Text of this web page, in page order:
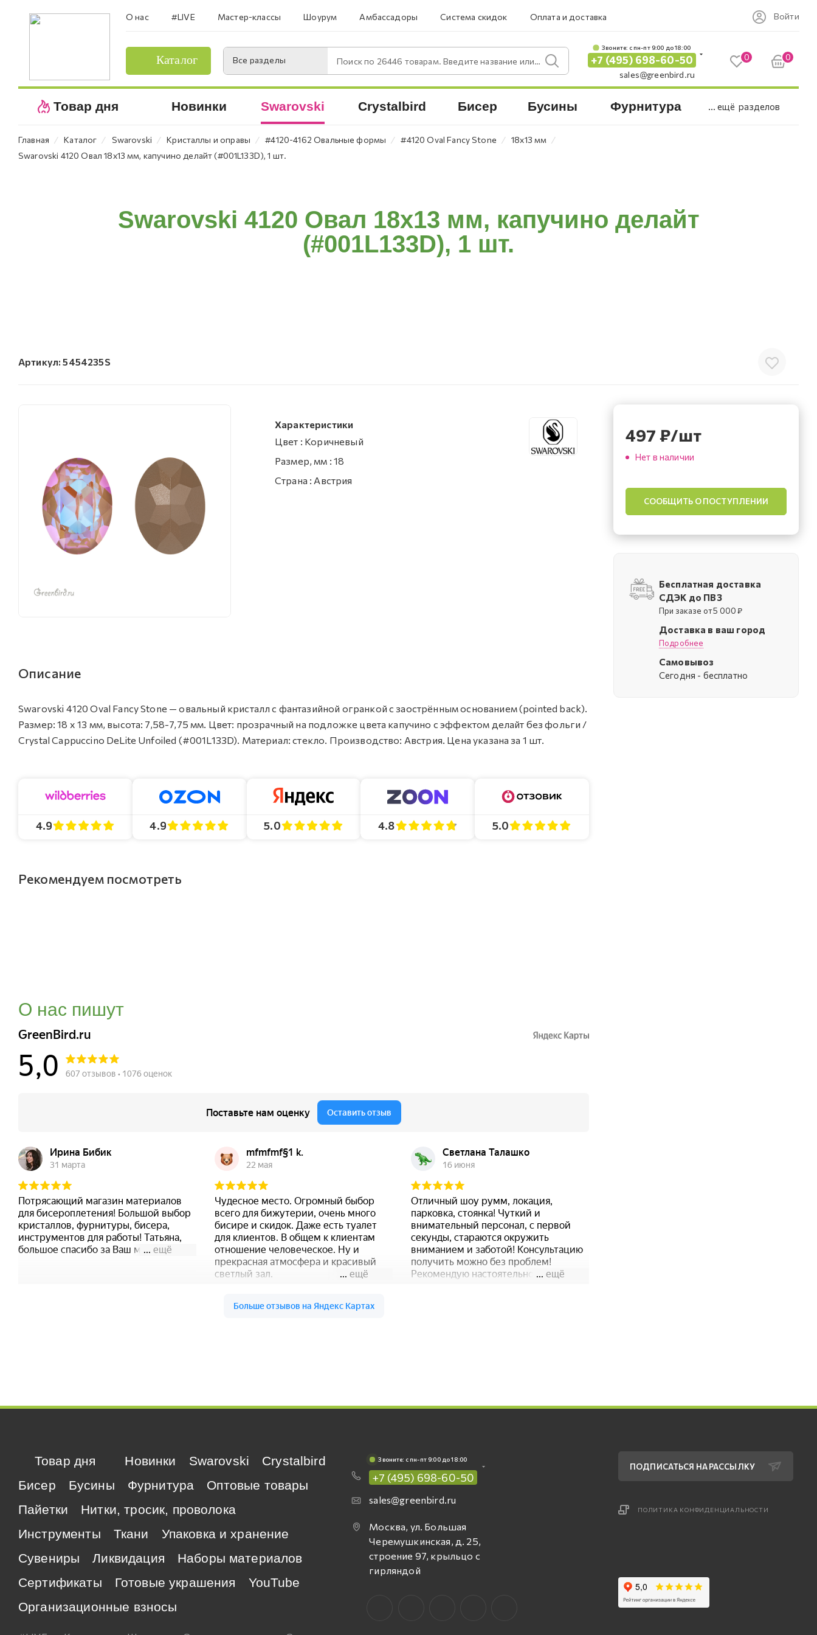
О нас #LIVE Мастер-классы Шоурум Амбассадоры Система скидок Оплата и доставка Войти
Каталог Все разделы Поиск по 26446 товарам. Введите название или артикул.
Звоните: c пн-пт 9:00 до 18:00
+7 (495) 698-60-50
sales@greenbird.ru
0 0
Товар дня Новинки Swarovski Crystalbird Бисер Бусины Фурнитура ... ещё разделов
Главная ⁄ Каталог ⁄ Swarovski ⁄ Кристаллы и оправы ⁄ #4120-4162 Овальные формы ⁄ #4120 Oval Fancy Stone ⁄ 18х13 мм ⁄
Swarovski 4120 Овал 18х13 мм, капучино делайт (#001L133D), 1 шт.
Swarovski 4120 Овал 18х13 мм, капучино делайт
(#001L133D), 1 шт.
Артикул: 5454235S
Характеристики
Цвет : Коричневый
Размер, мм : 18
Страна : Австрия
Описание
Swarovski 4120 Oval Fancy Stone — овальный кристалл с фантазийной огранкой с заострённым основанием (pointed back).
Размер: 18 х 13 мм, высота: 7,58-7,75 мм. Цвет: прозрачный на подложке цвета капучино c эффектом делайт без фольги /
Crystal Cappuccino DeLite Unfoiled (#001L133D). Материал: стекло. Производство: Австрия. Цена указана за 1 шт.
4.9 4.9 5.0 4.8 5.0
Рекомендуем посмотреть
О нас пишут
497 ₽/шт
Нет в наличии
СООБЩИТЬ О ПОСТУПЛЕНИИ
Бесплатная доставка
СДЭК до ПВЗ
При заказе от 5 000 ₽
Доставка в ваш город
Подробнее
Самовывоз
Cегодня - бесплатно
Товар дня Новинки Swarovski
Crystalbird
Бисер
Бусины Фурнитура
Оптовые товары
Пайетки
Нитки, тросик, проволока
Инструменты
Ткани
Упаковка и хранение
Сувениры
Ликвидация
Наборы материалов
Сертификаты
Готовые украшения
YouTube
Организационные взносы
Звоните: c пн-пт 9:00 до 18:00
+7 (495) 698-60-50
sales@greenbird.ru
Москва, ул. Большая
Черемушкинская, д. 25,
строение 97, крыльцо с
гирляндой
ПОДПИСАТЬСЯ НА РАССЫЛКУ
ПОЛИТИКА КОНФИДЕНЦИАЛЬНОСТИ